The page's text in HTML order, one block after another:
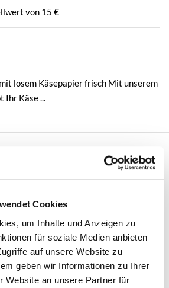
Cookies
um Inhalte und Anzeigen zu
für soziale Medien anbieten
auf unsere Website zu
geben wir Informationen zu Ihrer
Website an unsere Partner für
von 15 €
losem Käsepapier frisch Mit unserem
Ihr Käse ...
5
sehr gute Papierqualität, nimmt
an.